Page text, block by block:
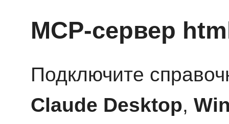
MCP-сервер
Подключите
Claude Desktop,